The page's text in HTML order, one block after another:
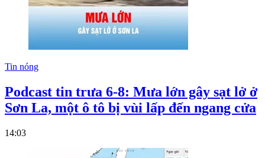
Tin nóng
Podcast tin trưa 6-8: Mưa lớn gây sạt lở ở
Sơn La, một ô tô bị vùi lấp đến ngang cửa
14:03